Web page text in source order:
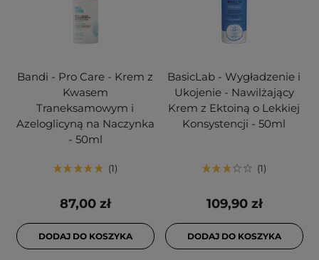
Bandi - Pro Care - Krem z
Kwasem
Traneksamowym i
Azeloglicyną na Naczynka
- 50ml
1
87,00 zł
DODAJ DO KOSZYKA
BasicLab - Wygładzenie i
Ukojenie - Nawilżający
Krem z Ektoiną o Lekkiej
Konsystencji - 50ml
1
109,90 zł
DODAJ DO KOSZYKA